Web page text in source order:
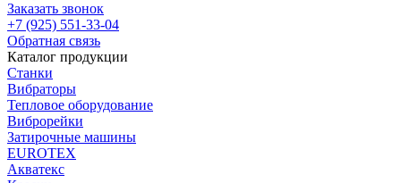
Заказать звонок
+7 (925) 551-33-04
Обратная связь
Каталог продукции
Станки
Вибраторы
Тепловое оборудование
Виброрейки
Затирочные машины
EUROTEX
Акватекс